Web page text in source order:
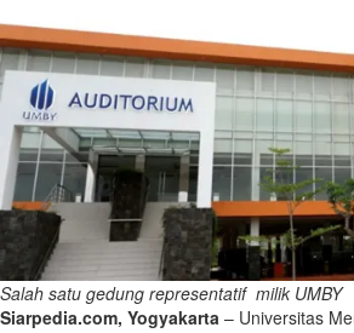
Salah satu gedung representatif milik UMBY
Siarpedia.com, Yogyakarta – Universitas